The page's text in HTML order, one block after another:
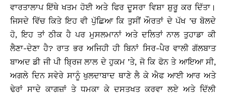
ਵਾਰਤਾਲਾਪ ਇੱਥੇ ਖਤਮ ਹੋਈ ਅਤੇ ਫਿਰ ਦੂਸਰਾ ਵਿਸ਼ਾ ਸ਼ੁਰੂ ਕਰ ਦਿੱਤਾ।
ਜਿਸਦੇ ਵਿੱਚ ਕਿਤੇ ਇਹ ਵੀ ਪੁੱਛਿਆ ਕਿ ਤੁਸੀਂ ਔਰਤਾਂ ਦੇ ਪੱਖ ’ਚ ਬੋਲਦੇ
ਹੋ, ਇਹ ਤਾਂ ਠੀਕ ਹੈ ਪਰ ਮੁਸਲਮਾਨਾਂ ਅਤੇ ਦਲਿਤਾਂ ਨਾਲ ਤੁਹਾਡਾ ਕੀ
ਲੈਣਾ-ਦੇਣਾ ਹੈ? ਰਾਤ ਭਰ ਅਜਿਹੀ ਹੀ ਬਿਨਾਂ ਸਿਰ-ਪੈਰ ਵਾਲੀ ਗੱਲਬਾਤ
ਬਾਅਦ ਡੀ ਜੀ ਪੀ ਬ੍ਰਿਜ ਲਾਲ ਦੇ ਹੁਕਮ ’ਤੇ, ਜੋ ਕਿ ਫੋਨ ਤੇ ਆਇਆ ਸੀ,
ਅਗਲੇ ਦਿਨ ਸਵੇਰੇ ਸਾਨੂੰ ਖੁਲਦਾਬਾਦ ਥਾਣੇ ਲੈ ਕੇ ਐਫ ਆਈ ਆਰ ਅਤੇ
ਢੇਰਾਂ ਸਾਦੇ ਕਾਗਜ਼ਾਂ ਤੇ ਧਮਕਾ ਕੇ ਦਸਤਖਤ ਕਰਵਾ ਲਏ ਅਤੇ ਦਿੱਲੀ